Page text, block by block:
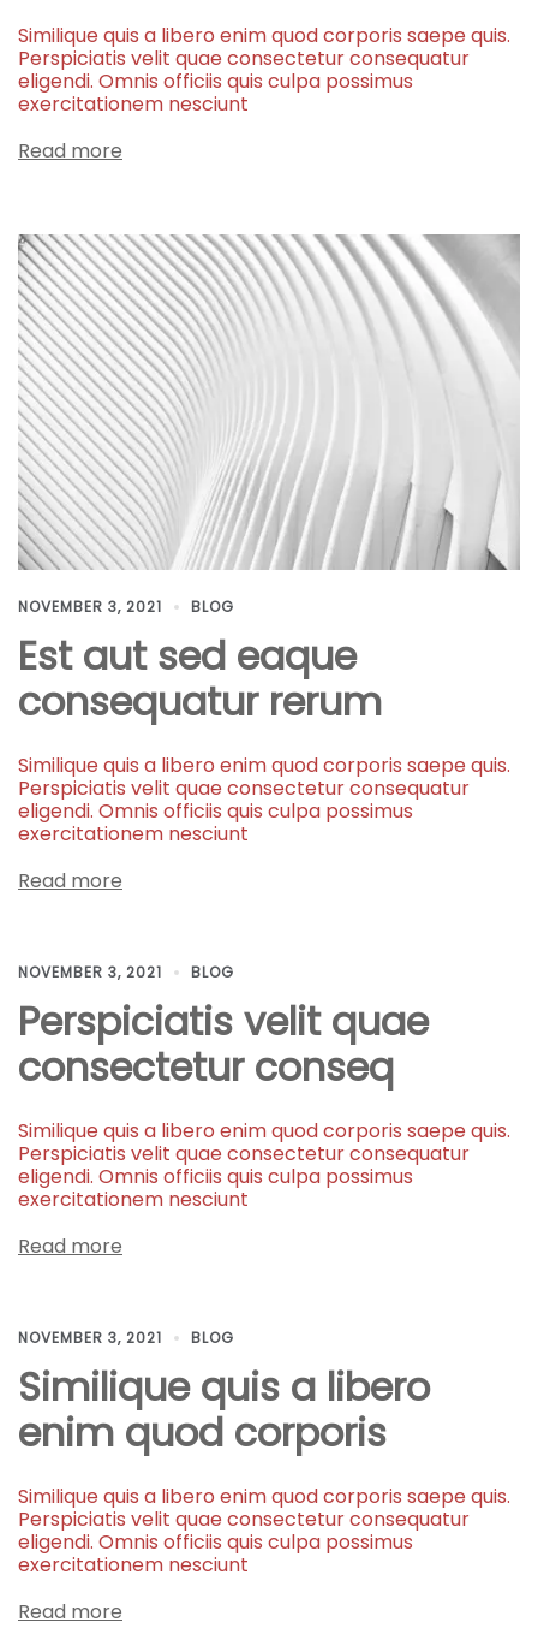
Similique quis a libero enim quod corporis saepe quis.
Perspiciatis velit quae consectetur consequatur
eligendi. Omnis officiis quis culpa possimus
exercitationem nesciunt
Read more
NOVEMBER 3, 2021 BLOG
Est aut sed eaque
consequatur rerum
Similique quis a libero enim quod corporis saepe quis.
Perspiciatis velit quae consectetur consequatur
eligendi. Omnis officiis quis culpa possimus
exercitationem nesciunt
Read more
NOVEMBER 3, 2021 BLOG
Perspiciatis velit quae
consectetur conseq
Similique quis a libero enim quod corporis saepe quis.
Perspiciatis velit quae consectetur consequatur
eligendi. Omnis officiis quis culpa possimus
exercitationem nesciunt
Read more
NOVEMBER 3, 2021 BLOG
Similique quis a libero
enim quod corporis
Similique quis a libero enim quod corporis saepe quis.
Perspiciatis velit quae consectetur consequatur
eligendi. Omnis officiis quis culpa possimus
exercitationem nesciunt
Read more